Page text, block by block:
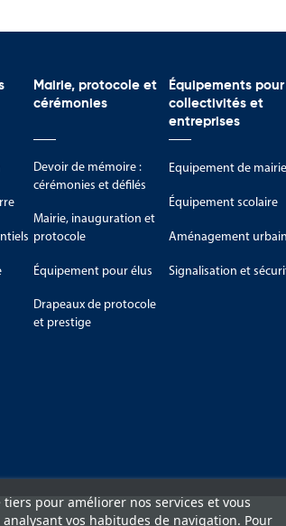
Mairie, protocole et
cérémonies
Devoir de mémoire :
cérémonies et défilés
Mairie, inauguration et
protocole
Équipement pour élus
Drapeaux de protocole
et prestige
Équipements pour
collectivités et
entreprises
Equipement de mairie
Équipement scolaire
Aménagement urbain
Signalisation et
pour améliorer nos services et vous
vos habitudes de navigation. Pour